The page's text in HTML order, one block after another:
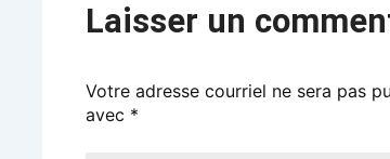
Laisser un
Votre adresse courriel ne sera pas
avec *